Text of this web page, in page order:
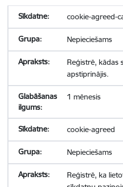
cookie-agreed-
Nepieciešams
Reģistrē, kādas
apstiprinājis.
1 mēnesis
cookie-agreed
Nepieciešams
Reģistrē, ka